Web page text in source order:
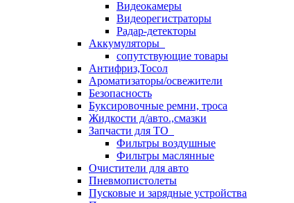
Видеокамеры
Видеорегистраторы
Радар-детекторы
Аккумуляторы
сопутствующие товары
Антифриз,Тосол
Ароматизаторы/освежители
Безопасность
Буксировочные ремни, троса
Жидкости д/авто.,смазки
Запчасти для ТО
Фильтры воздушные
Фильтры маслянные
Очистители для авто
Пневмопистолеты
Пусковые и зарядные устройства